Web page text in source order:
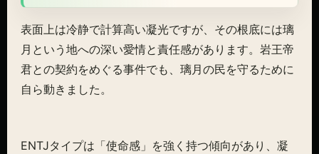
表面上は冷静で計算高い凝光ですが、その根底には璃
月という地への深い愛情と責任感があります。岩王帝
君との契約をめぐる事件でも、璃月の民を守るために
自ら動きました。
ENTJタイプは「使命感」を強く持つ傾向があり、凝